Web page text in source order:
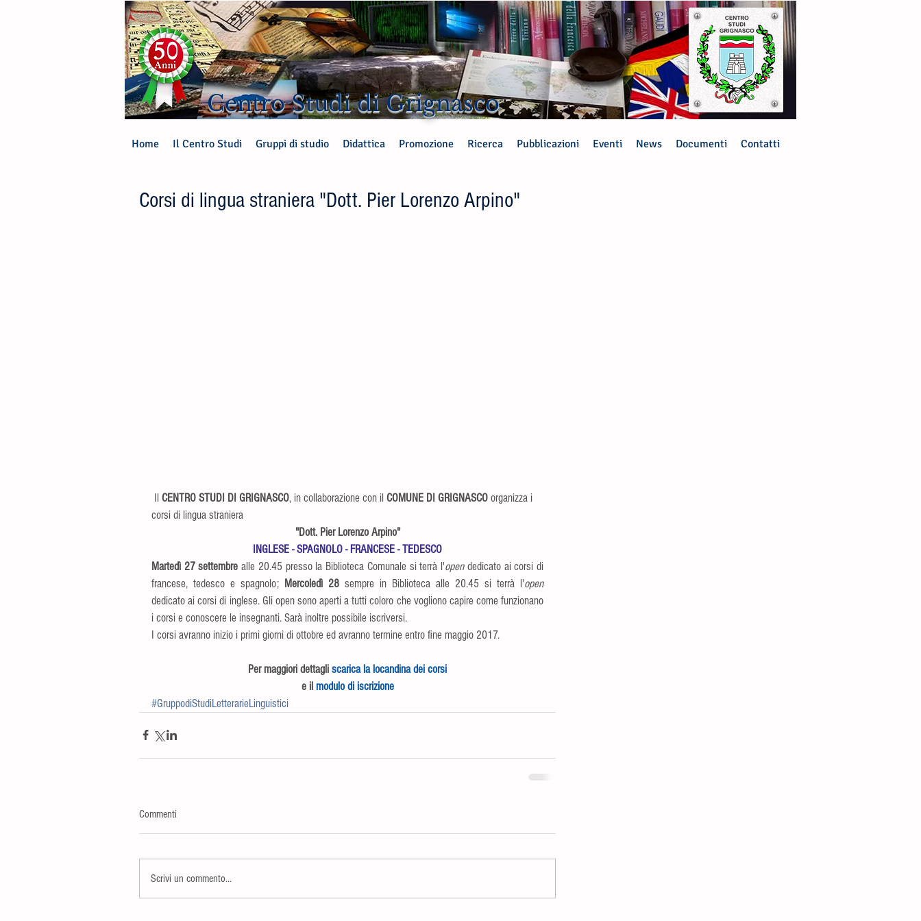
Centro Studi di Grignasco
Home Il Centro Studi Gruppi di studio Didattica Promozione Ricerca Pubblicazioni Eventi News Documenti Contatti
Corsi di lingua straniera "Dott. Pier Lorenzo Arpino"
Il CENTRO STUDI DI GRIGNASCO, in collaborazione con il COMUNE DI GRIGNASCO organizza i
corsi di lingua straniera
"Dott. Pier Lorenzo Arpino"
INGLESE - SPAGNOLO - FRANCESE - TEDESCO
Martedì 27 settembre alle 20.45 presso la Biblioteca Comunale si terrà l'open dedicato ai corsi di
francese, tedesco e spagnolo; Mercoledì 28 sempre in Biblioteca alle 20.45 si terrà l'open
dedicato ai corsi di inglese. Gli open sono aperti a tutti coloro che vogliono capire come funzionano
i corsi e conoscere le insegnanti. Sarà inoltre possibile iscriversi.
I corsi avranno inizio i primi giorni di ottobre ed avranno termine entro fine maggio 2017.
Per maggiori dettagli scarica la locandina dei corsi
e il modulo di iscrizione
#GruppodiStudiLetterarieLinguistici
Commenti
Scrivi un commento...